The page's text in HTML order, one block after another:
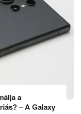
a
– A Galaxy